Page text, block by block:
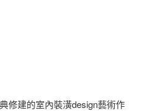
修建的室內裝潢design藝術作